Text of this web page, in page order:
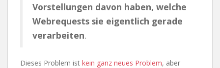
Vorstellungen davon haben, welche
Webrequests sie eigentlich gerade
verarbeiten.
Dieses Problem ist kein ganz neues Problem, aber